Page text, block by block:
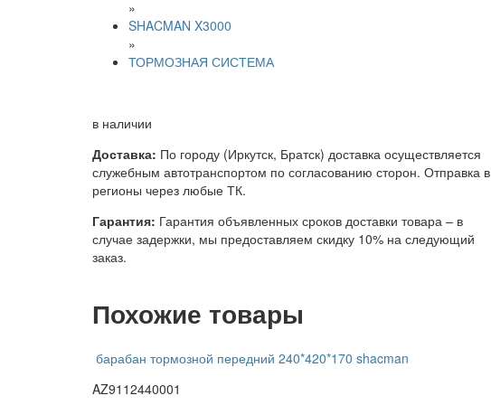
»
SHACMAN X3000
»
ТОРМОЗНАЯ СИСТЕМА
в наличии
Доставка: По городу (Иркутск, Братск) доставка осуществляется
служебным автотранспортом по согласованию сторон. Отправка в
регионы через любые ТК.
Гарантия: Гарантия объявленных сроков доставки товара – в
случае задержки, мы предоставляем скидку 10% на следующий
заказ.
Похожие товары
барабан тормозной передний 240*420*170 shacman
AZ9112440001